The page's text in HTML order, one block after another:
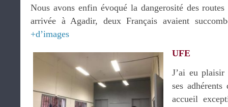
Nous avons enfin évoqué la dangerosité des
arrivée à Agadir, deux Français avaient
+d’images
UFE
J’ai eu
ses
accueil